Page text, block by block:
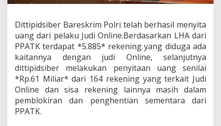
o
e
h
B
a
r
e
k
i
Dittipidsiber Bareskrim Polri telah berhasil menyita
uang dari pelaku Judi Online.Berdasarkan LHA dari
PPATK terdapat *5.885* rekening yang diduga ada
kaitannya dengan judi Online, selanjutnya
dittipidsiber melakukan penyitaan uang senilai
*Rp.61 Miliar* dari 164 rekening yang terkait Judi
Online dan sisa rekening lainnya masih dalam
pemblokiran dan penghentian sementara dari
PPATK.